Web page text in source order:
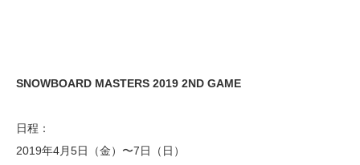
SNOWBOARD MASTERS 2019 2ND GAME
日程：
2019年4月5日（金）〜7日（日）